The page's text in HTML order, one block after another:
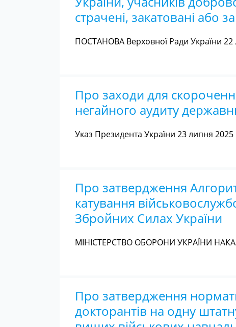
страчені, закатовані або
ПОСТАНОВА Верховної Ради України
Про заходи для
негайного аудиту
Указ Президента України 23 липня
Про затвердження
катування
Збройних Силах України
МІНІСТЕРСТВО ОБОРОНИ УКРАЇНИ
Про затвердження
докторантів на одну